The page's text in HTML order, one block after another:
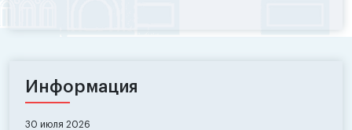
Информация
30 июля 2026